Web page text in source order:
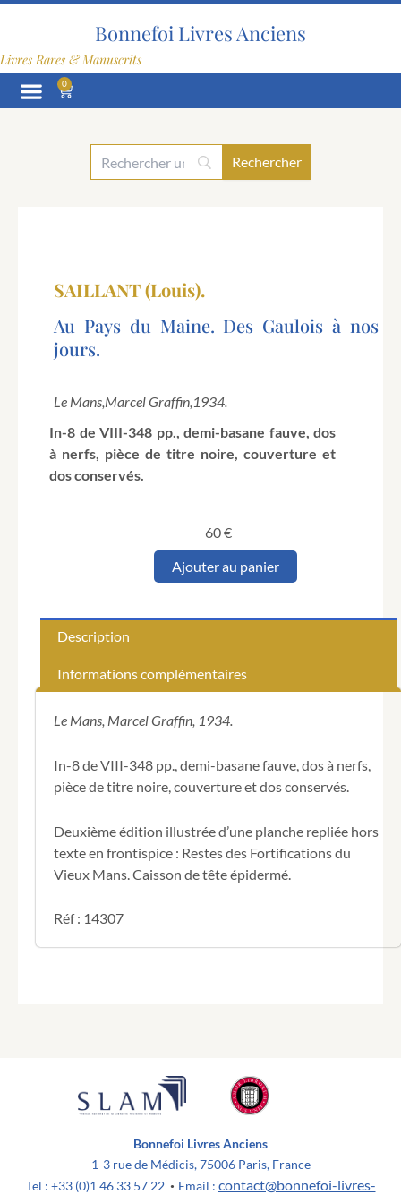
Aller
Bonnefoi Livres Anciens
Livres Rares & Manuscrits
0
Panier
SAILLANT (Louis).
Au Pays du Maine. Des Gaulois à nos
jours.
Le Mans,Marcel Graffin,1934.
In-8 de VIII-348 pp., demi-basane fauve, dos
à nerfs, pièce de titre noire, couverture et
dos conservés.
60€
quantité
Maine.
Gaulois
jours.
Ajouter au panier
Description
Informations complémentaires
Le Mans, Marcel Graffin, 1934.
In-8 de VIII-348 pp., demi-basane fauve, dos à nerfs,
pièce de titre noire, couverture et dos conservés.
Deuxième édition illustrée d’une planche repliée hors
texte en frontispice : Restes des Fortifications du
Vieux Mans. Caisson de tête épidermé.
Réf : 14307
Bonnefoi Livres Anciens
1-3 rue de Médicis, 75006 Paris, France
Tel : +33 (0)1 46 33 57 22 • Email : contact@bonnefoi-livres-